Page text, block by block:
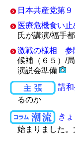
日本共産党第
医療危機食い止
氏が講演/福手
激戦の様相 参
候補（６５）/
演説会準備
講
るのか
き
始まりました